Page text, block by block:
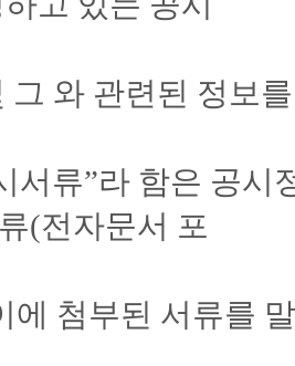
그 와 관련된 정보
서류”라 함은 공시
(전자문서 포
에 첨부된 서류를